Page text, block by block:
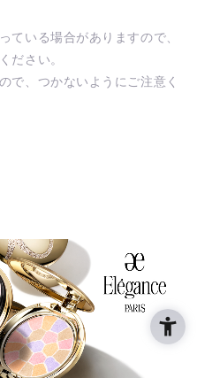
ている場合がありますので、
ださい。
で、つかないようにご注意く